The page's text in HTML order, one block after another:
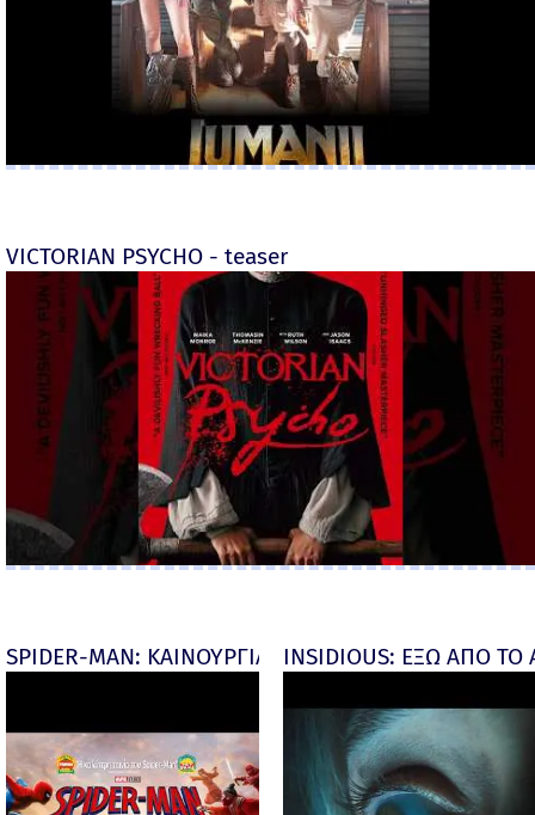
VICTORIAN PSYCHO - teaser
SPIDER-MAN: ΚΑΙΝΟΥΡΓΙΑ ΜΕΡΑ (Spider-Man:
INSIDIOUS: ΕΞΩ ΑΠΟ